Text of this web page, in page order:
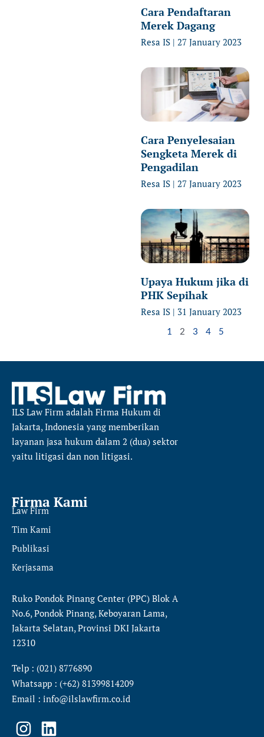
Cara Pendaftaran
Merek Dagang
Resa IS 27 January 2023
Cara Penyelesaian
Sengketa Merek di
Pengadilan
Resa IS 27 January 2023
Upaya Hukum jika di
PHK Sepihak
Resa IS 31 January 2023
1 2 3 4 5
ILS Law Firm adalah Firma Hukum di
Jakarta, Indonesia yang memberikan
layanan jasa hukum dalam 2 (dua) sektor
yaitu litigasi dan non litigasi.
Firma Kami
Law Firm
Tim Kami
Publikasi
Kerjasama
Ruko Pondok Pinang Center (PPC) Blok A
No.6, Pondok Pinang, Keboyaran Lama,
Jakarta Selatan, Provinsi DKI Jakarta
12310
Telp : (021) 8776890
Whatsapp : (+62) 81399814209
Email : info@ilslawfirm.co.id
I
L